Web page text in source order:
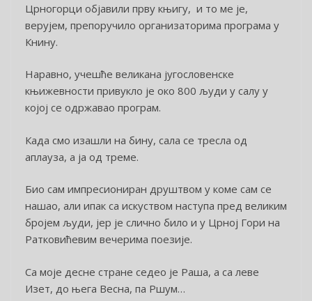
Црногорци објавили прву књигу, и то ме је,
верујем, препоручило организаторима програма у
Книну.
Наравно, учешће великана југословенске
књижевности привукло је око 800 људи у салу у
којој се одржавао програм.
Када смо изашли на бину, сала се тресла од
аплауза, а ја од треме.
Био сам импресиониран друштвом у коме сам се
нашао, али ипак са искуством наступа пред великим
бројем људи, јер је слично било и у Црној Гори на
Ратковићевим вечерима поезије.
Са моје десне стране седео је Раша, а са леве
Изет, до њега Весна, па Ршум…